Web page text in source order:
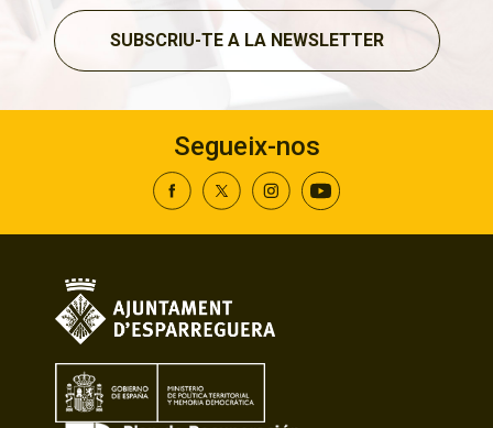
SUBSCRIU-TE A LA NEWSLETTER
Segueix-nos